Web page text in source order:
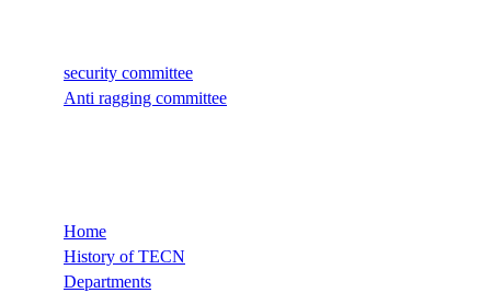
security committee
Anti ragging committee
Home
History of TECN
Departments